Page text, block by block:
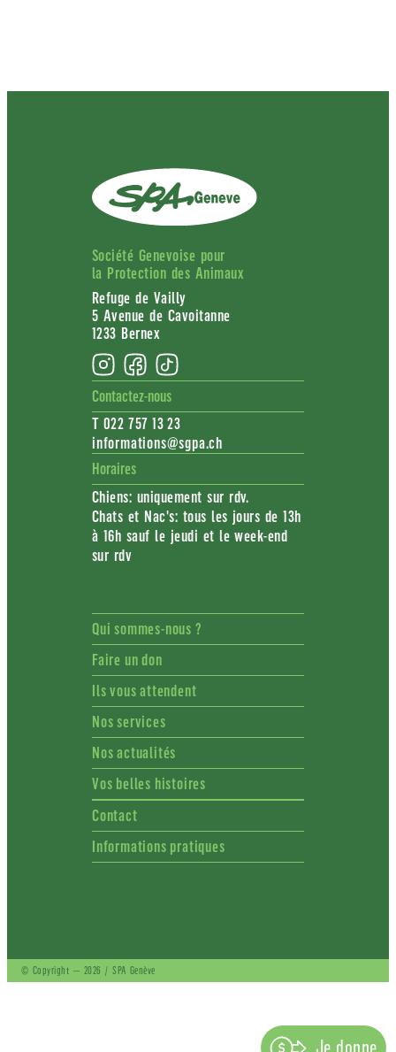
Société Genevoise pour
la Protection des Animaux
Refuge de Vailly
5 Avenue de Cavoitanne
1233 Bernex
Contactez-nous
T 022 757 13 23
informations@sgpa.ch
Horaires
Chiens: uniquement sur rdv.
Chats et Nac's: tous les jours de 13h
à 16h sauf le jeudi et le week-end
sur rdv
Qui sommes-nous ?
Faire un don
Ils vous attendent
Nos services
Nos actualités
Vos belles histoires
Contact
Informations pratiques
© Copyright — 2026 / SPA Genève